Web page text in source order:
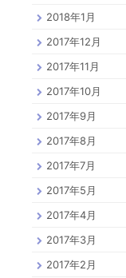
2018年1月
2017年12月
2017年11月
2017年10月
2017年9月
2017年8月
2017年7月
2017年5月
2017年4月
2017年3月
2017年2月